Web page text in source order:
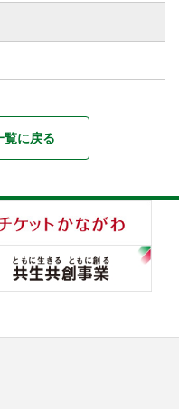
覧に戻る